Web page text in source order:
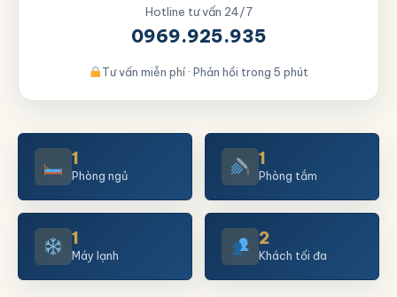
1
Phòng ngủ
1
Phòng tắm
1
Máy lạnh
2
Khách tối đa
Hotline tư vấn 24/7
0969.925.935
Tư vấn miễn phí · Phản hồi trong 5 phút